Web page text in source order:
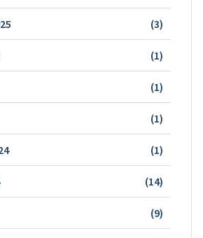
(3)
(1)
(1)
(1)
(1)
(14)
(9)